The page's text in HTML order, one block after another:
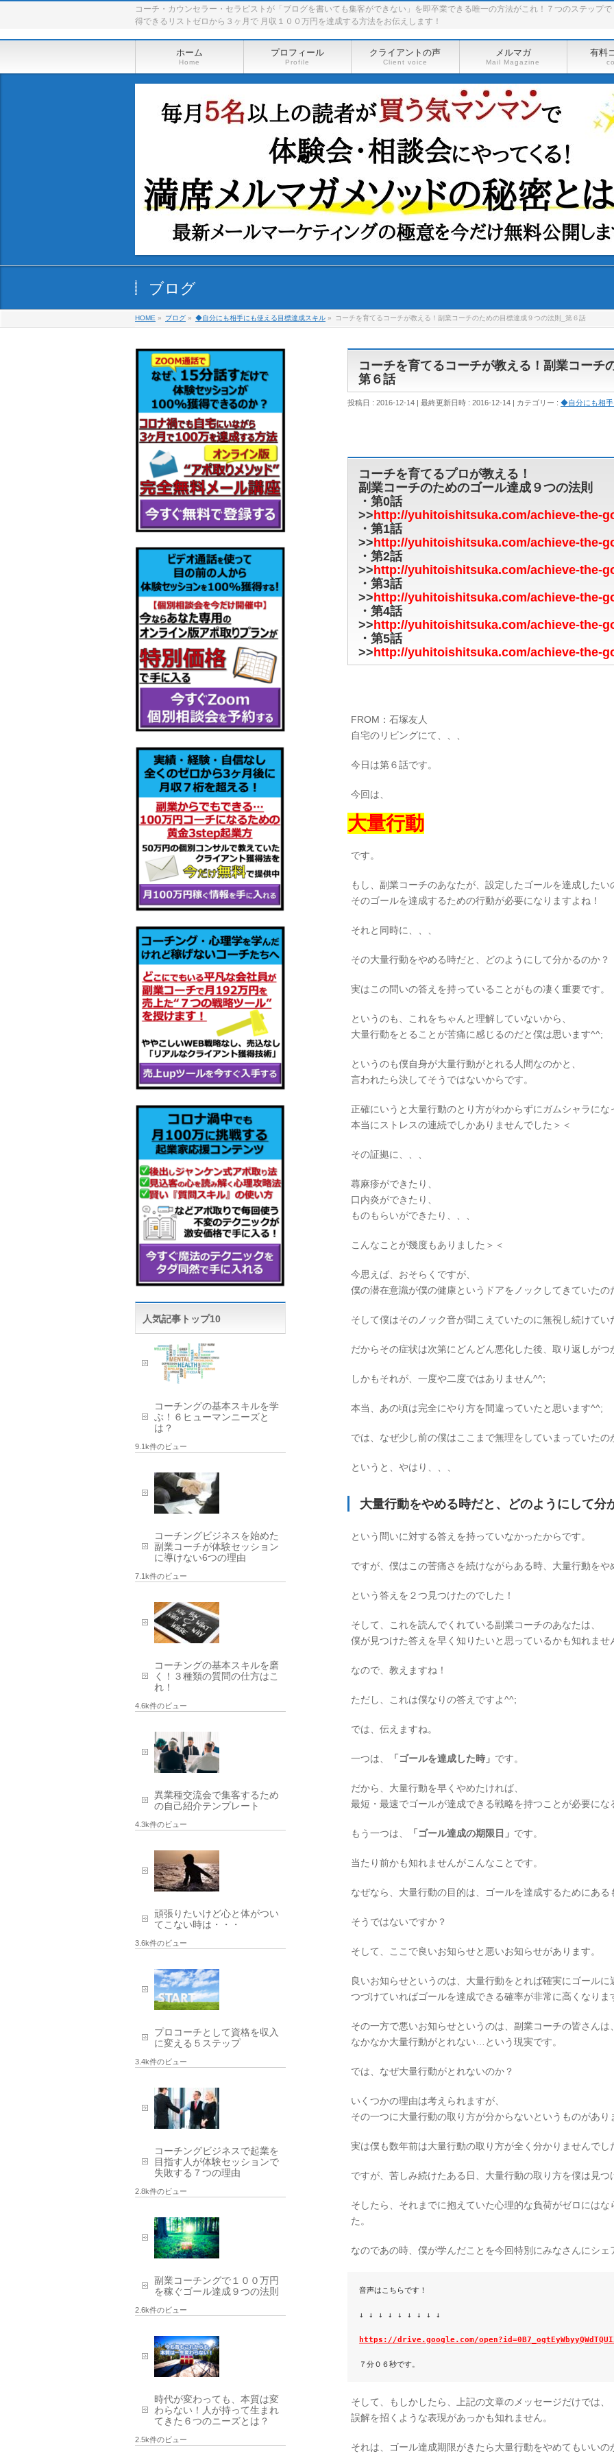
コーチ・カウンセラー・セラピストが「ブログを書いても集客ができない」を即卒業できる唯一の方法がこれ！７つのステップ
得できるリストゼロから３ヶ月で 月収１００万円を達成する方法をお伝えします！
ホーム
Home
プロフィール
Profile
クライアントの声
Client voice
メルマガ
Mail Magazine
有料
ブログ
HOME » ブログ » ◆自分にも相手にも使える目標達成スキル » コーチを育てるコーチが教える！副業コーチのための目標達成９つの法則_第６話
コーチを育てるコーチが教える！副業コーチ
第６話
投稿日 : 2016-12-14 最終更新日時 : 2016-12-14 カテゴリー : ◆自分にも相手
コーチを育てるプロが教える！
副業コーチのためのゴール達成９つの法則
・第0話
>> http://yuhitoishitsuka.com/achieve-the-
・第1話
>> http://yuhitoishitsuka.com/achieve-the-
・第2話
>> http://yuhitoishitsuka.com/achieve-the-
・第3話
>> http://yuhitoishitsuka.com/achieve-the-
・第4話
>> http://yuhitoishitsuka.com/achieve-the-
・第5話
>> http://yuhitoishitsuka.com/achieve-the-
FROM：石塚友人
自宅のリビングにて、、、
今日は第６話です。
今回は、
大量行動
です。
もし、副業コーチのあなたが、設定したゴールを達成したい
そのゴールを達成するための行動が必要になりますよね！
それと同時に、、、
その大量行動をやめる時だと、どのようにして分かるのか？
実はこの問いの答えを持っていることがもの凄く重要です。
というのも、これをちゃんと理解していないから、
大量行動をとることが苦痛に感じるのだと僕は思います^^;
というのも僕自身が大量行動がとれる人間なのかと、
言われたら決してそうではないからです。
正確にいうと大量行動のとり方がわからずにガムシャラにな
本当にストレスの連続でしかありませんでした＞＜
その証拠に、、、
蕁麻疹ができたり、
口内炎ができたり、
ものもらいができたり、、、
こんなことが幾度もありました＞＜
今思えば、おそらくですが、
僕の潜在意識が僕の健康というドアをノックしてきていたの
そして僕はそのノック音が聞こえていたのに無視し続けてい
だからその症状は次第にどんどん悪化した後、取り返しがつ
しかもそれが、一度や二度ではありません^^;
本当、あの頃は完全にやり方を間違っていたと思います^^;
では、なぜ少し前の僕はここまで無理をしていまっていたの
というと、やはり、、、
大量行動をやめる時だと、どのようにして分
という問いに対する答えを持っていなかったからです。
ですが、僕はこの苦痛さを続けながらある時、大量行動をや
という答えを２つ見つけたのでした！
そして、これを読んでくれている副業コーチのあなたは、
僕が見つけた答えを早く知りたいと思っているかも知れませ
なので、教えますね！
ただし、これは僕なりの答えですよ^^;
では、伝えますね。
一つは、 「ゴールを達成した時」 です。
だから、大量行動を早くやめたければ、
最短・最速でゴールが達成できる戦略を持つことが必要にな
もう一つは、 「ゴール達成の期限日」 です。
当たり前かも知れませんがこんなことです。
なぜなら、大量行動の目的は、ゴールを達成するためにある
そうではないですか？
そして、ここで良いお知らせと悪いお知らせがあります。
良いお知らせというのは、大量行動をとれば確実にゴールに
つづけていればゴールを達成できる確率が非常に高くなりま
その一方で悪いお知らせというのは、副業コーチの皆さんは、
なかなか大量行動がとれない…という現実です。
では、なぜ大量行動がとれないのか？
いくつかの理由は考えられますが、
その一つに大量行動の取り方が分からないというものがあり
実は僕も数年前は大量行動の取り方が全く分かりませんでし
ですが、苦しみ続けたある日、大量行動の取り方を僕は見つ
そしたら、それまでに抱えていた心理的な負荷がゼロには
た。
なのであの時、僕が学んだことを今回特別にみなさんにシェ
音声はこちらです！
↓ ↓ ↓ ↓ ↓ ↓ ↓ ↓ ↓
https://drive.google.com/
７分０６秒です。
そして、もしかしたら、上記の文章のメッセージだけでは、
誤解を招くような表現があっかも知れません。
それは、ゴール達成期限がきたら大量行動をやめてもいいの
人気記事トップ10
コーチングの基本スキルを学
ぶ！６ヒューマンニーズと
は？
9.1k件のビュー
コーチングビジネスを始めた
副業コーチが体験セッション
に導けない6つの理由
7.1k件のビュー
コーチングの基本スキルを磨
く！３種類の質問の仕方はこ
れ！
4.6k件のビュー
異業種交流会で集客するため
の自己紹介テンプレート
4.3k件のビュー
頑張りたいけど心と体がつい
てこない時は・・・
3.6k件のビュー
プロコーチとして資格を収入
に変える５ステップ
3.4k件のビュー
コーチングビジネスで起業を
目指す人が体験セッションで
失敗する７つの理由
2.8k件のビュー
副業コーチングで１００万円
を稼ぐゴール達成９つの法則
2.6k件のビュー
時代が変わっても、本質は変
わらない！人が持って生まれ
てきた６つのニーズとは？
2.5k件のビュー